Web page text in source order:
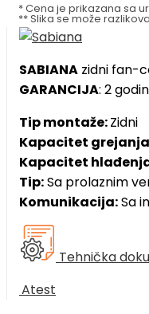
coil
CARISMA
CVP-
T-
2,
dvocevni
količina
* Cena je prikazana sa
** Slika se može
SABIANA zidni fan-
GARANCIJA: 2
Tip montaže:Zidni
Kapacitet
Kapacitet
Tip:Sa prolaznim
Komunikacija:Sa
Tehnička
Atest